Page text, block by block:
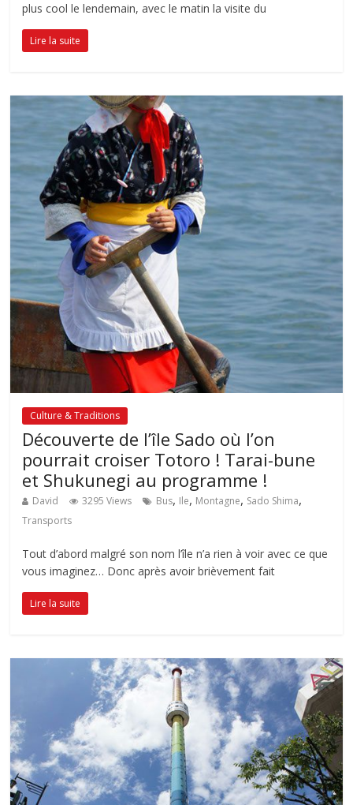
plus cool le lendemain, avec le matin la visite du
Lire la suite
Culture & Traditions
Découverte de l’île Sado où l’on
pourrait croiser Totoro ! Tarai-bune
et Shukunegi au programme !
David 3295 Views Bus, Ile, Montagne, Sado Shima,
Transports
Tout d’abord malgré son nom l’île n’a rien à voir avec ce que
vous imaginez… Donc après avoir brièvement fait
Lire la suite